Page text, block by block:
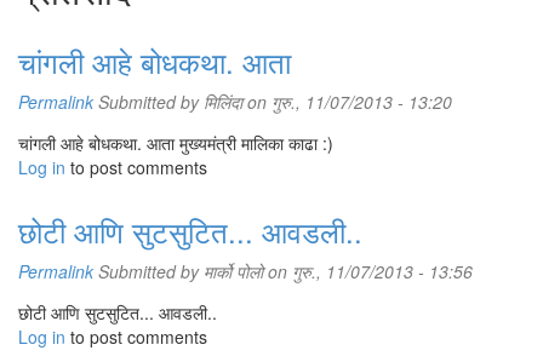
चांगली आहे बोधकथा. आता
Permalink Submitted by मिलिंदाon गुरु., 11/07/2013 - 13:20
चांगली आहे बोधकथा. आता मुख्यमंत्री मालिका काढा :)
Log in to post comments
छोटी आणि सुटसुटित... आवडली..
Permalink Submitted by मार्को पोलोon गुरु., 11/07/2013 - 13:56
छोटी आणि सुटसुटित... आवडली..
Log in to post comments